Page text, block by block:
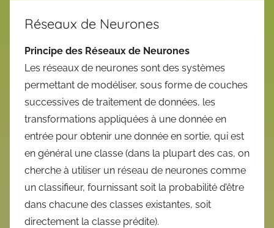
Réseaux de Neurones
Principe des Réseaux de Neurones
Les réseaux de neurones sont des systèmes
permettant de modéliser, sous forme de couches
successives de traitement de données, les
transformations appliquées à une donnée en
entrée pour obtenir une donnée en sortie, qui est
en général une classe (dans la plupart des cas, on
cherche à utiliser un réseau de neurones comme
un classifieur, fournissant soit la probabilité d’être
dans chacune des classes existantes, soit
directement la classe prédite).